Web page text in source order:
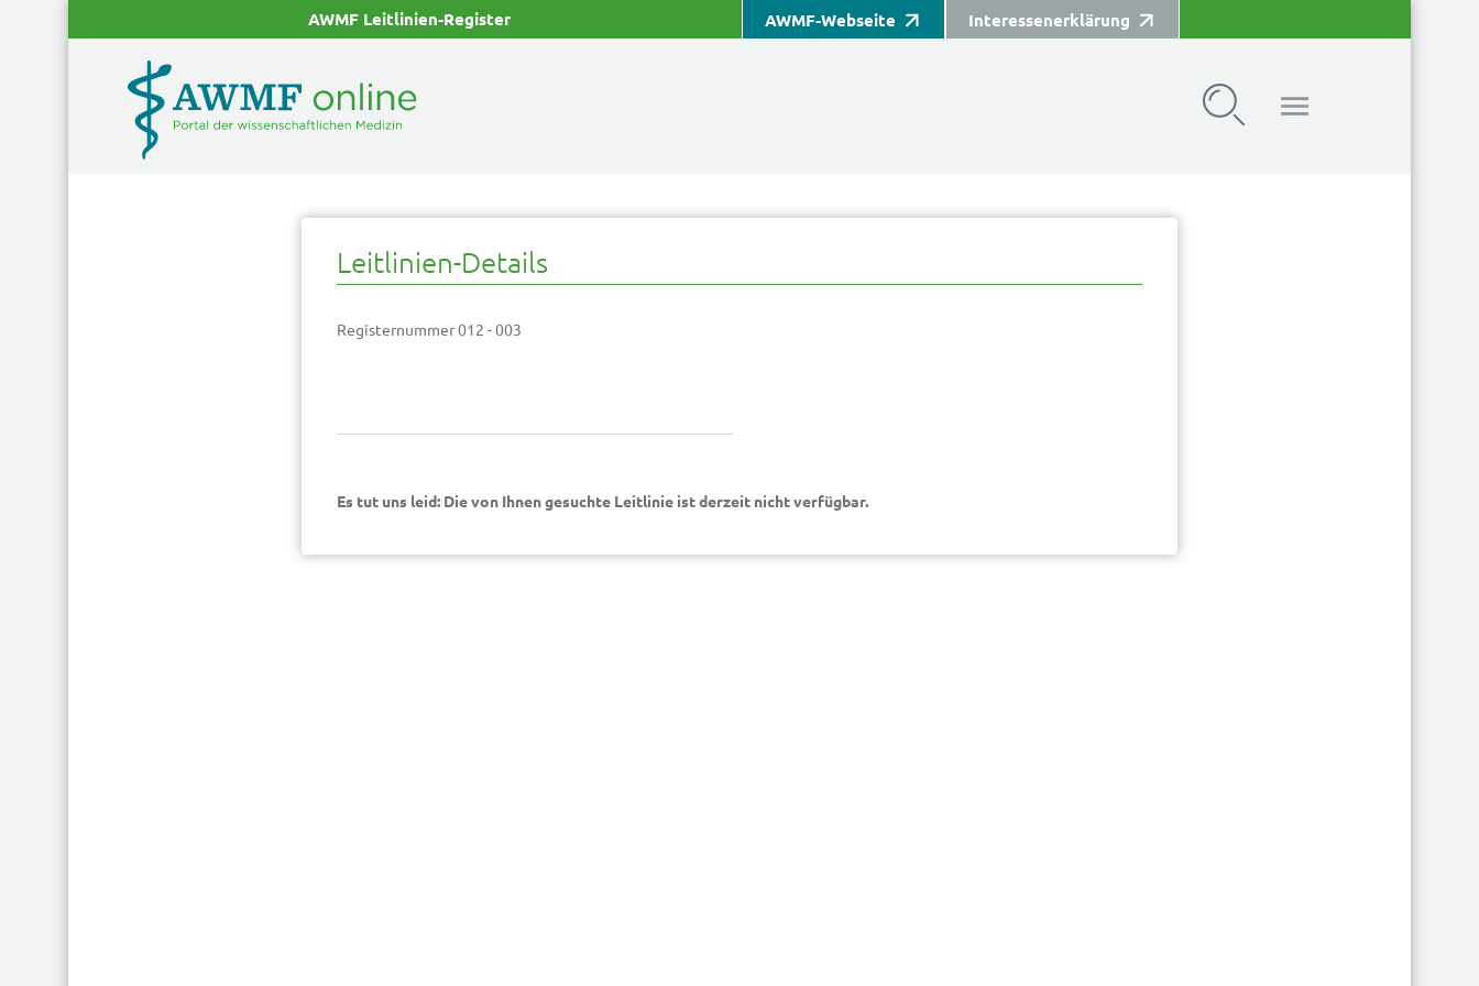
AWMF-Webseite Interessenerklärung
AWMF Leitlinien-Register
Leitlinien-Details
Registernummer 012 - 003
Es tut uns leid: Die von Ihnen gesuchte Leitlinie ist derzeit nicht verfügbar.